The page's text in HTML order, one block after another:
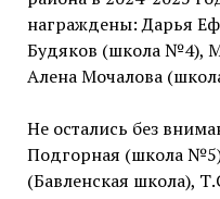
награждены: Дарья
Будяков (школа №4),
Алена Мочалова
Не остались без
Подгорная (школа
(Бавленская школа),